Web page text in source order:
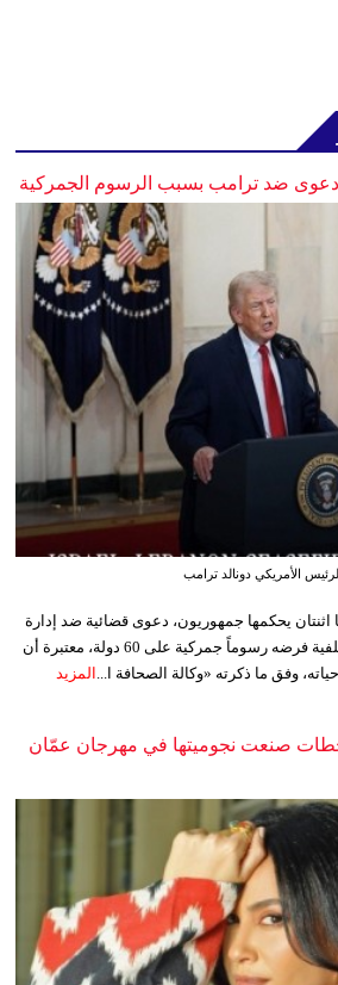
الرئيس الأمريكي دونالد ترامب
بينها اثنتان يحكمها جمهوريون، دعوى قضائية ضد إدارة
دونالد ترمب، الاثنين، على خلفية فرضه رسوماً جمركية على 60 دولة، معتبرة أن
وفق ما ذكرته «وكالة الصحافة ا... المزيد
صنعت نجوميتها في مهرجان عمّان